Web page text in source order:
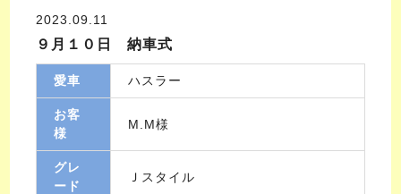
2023.09.11
９月１０日 納車式
愛車 ハスラー
お客
様
M.M様
グレ
ード
Ｊスタイル